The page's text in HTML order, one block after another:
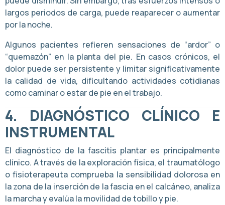
largos periodos de carga, puede reaparecer o aumentar
por la noche.
Algunos pacientes refieren sensaciones de “ardor” o
“quemazón” en la planta del pie. En casos crónicos, el
dolor puede ser persistente y limitar significativamente
la calidad de vida, dificultando actividades cotidianas
como caminar o estar de pie en el trabajo.
4. DIAGNÓSTICO CLÍNICO E
INSTRUMENTAL
El diagnóstico de la fascitis plantar es principalmente
clínico. A través de la exploración física, el traumatólogo
o fisioterapeuta comprueba la sensibilidad dolorosa en
la zona de la inserción de la fascia en el calcáneo, analiza
la marcha y evalúa la movilidad de tobillo y pie.